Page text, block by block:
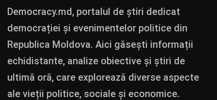
Democracy.md, portalul de știri dedicat
democrației și evenimentelor politice din
Republica Moldova. Aici găsești informații
echidistante, analize obiective și știri de
ultimă oră, care explorează diverse aspecte
ale vieții politice, sociale și economice.